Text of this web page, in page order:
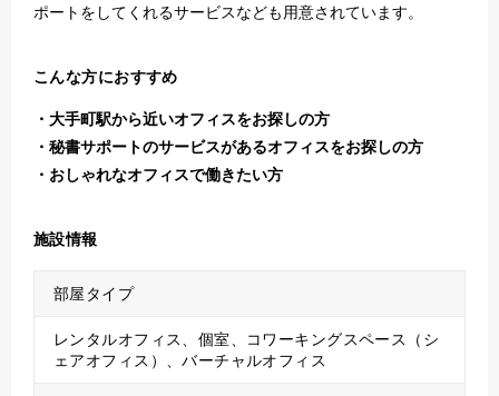
ポートをしてくれるサービスなども用意されています。
こんな方におすすめ
大手町駅から近いオフィスをお探しの方
秘書サポートのサービスがあるオフィスをお探しの方
おしゃれなオフィスで働きたい方
施設情報
部屋タイプ
レンタルオフィス、個室、コワーキングスペース（シ
ェアオフィス）、バーチャルオフィス